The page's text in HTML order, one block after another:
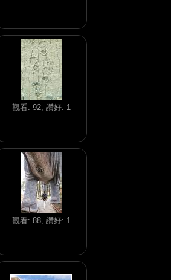
觀看: 92, 讚好: 1
觀看: 88, 讚好: 1